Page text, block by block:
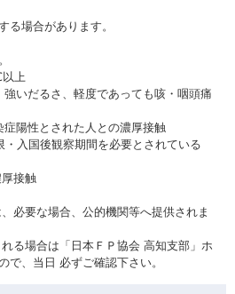
る場合があります。
上
いだるさ、軽度であっても咳・咽頭痛
陽性とされた人との濃厚接触
入国後観察期間を必要とされている
接触
必要な場合、公的機関等へ提供されま
る場合は「日本ＦＰ協会 高知支部」ホ
で、当日 必ずご確認下さい。